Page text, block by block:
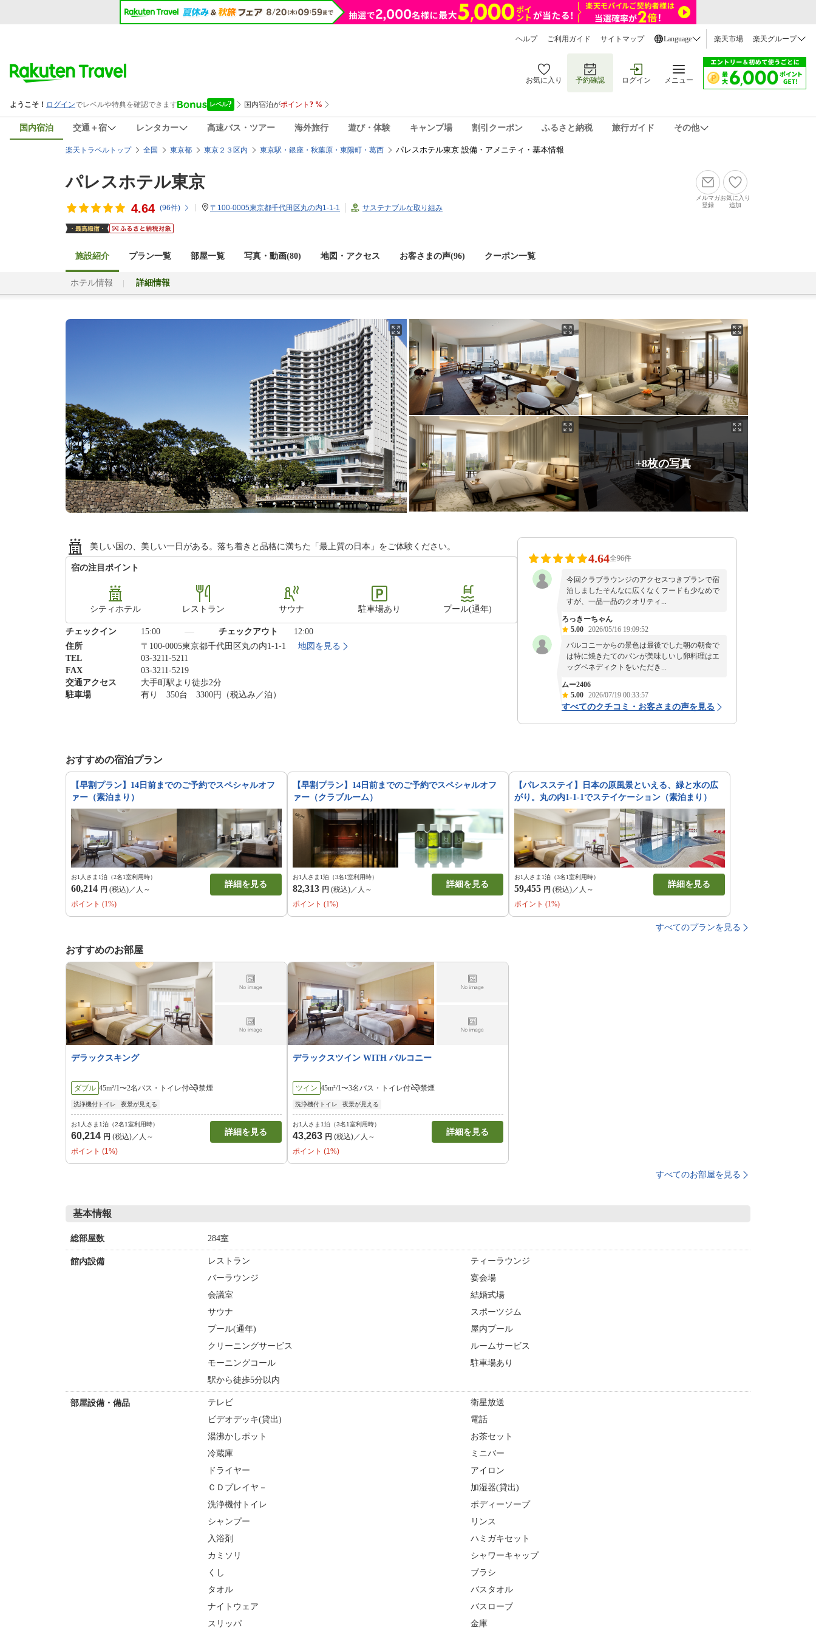
ヘルプ ご利用ガイド サイトマップ Language 楽天市場 楽天グループ
お気に入り 予約確認 ログイン メニュー
国内宿泊 交通＋宿 レンタカー 高速バス・ツアー 海外旅行 遊び・体験 キャンプ場 割引クーポン ふるさと納税 旅行ガイド その他
楽天トラベルトップ 全国 東京都 東京２３区内 東京駅・銀座・秋葉原・東陽町・葛西 パレスホテル東京 設備・アメニティ・基本情報
パレスホテル東京
4.64 (96件) 〒100-0005東京都千代田区丸の内1-1-1 サステナブルな取り組み
メルマガ
登録
お気に入り
追加
施設紹介 プラン一覧 部屋一覧 写真・動画(80) 地図・アクセス お客さまの声(96) クーポン一覧
ホテル情報 詳細情報
+8枚の写真
美しい国の、美しい一日がある。落ち着きと品格に満ちた「最上質の日本」をご体験ください。
宿の注目ポイント
シティホテル レストラン サウナ 駐車場あり プール(通年)
チェックイン 15:00 チェックアウト
12:00
住所
〒100-0005東京都千代田区丸の内1-1-1
地図を見る
TEL
03-3211-5211
FAX
03-3211-5219
交通アクセス
大手町駅より徒歩2分
駐車場
有り 350台 3300円（税込み／泊）
4.64全96件
今回クラブラウンジのアクセスつきプランで宿
泊しましたそんなに広くなくフードも少なめで
すが、一品一品のクオリティ...
ろっきーちゃん
5.00 2026/05/16 19:09:52
バルコニーからの景色は最後でした朝の朝食で
は特に焼きたてのパンが美味しいし卵料理はエ
ッグベネディクトをいただき...
ムー2406
5.00 2026/07/19 00:33:57
すべてのクチコミ・お客さまの声を見る
おすすめの宿泊プラン
【早割プラン】14日前までのご予約でスペシャルオフ
ァー（素泊まり）
お1人さま1泊（2名1室利用時）
60,214 円 (税込)／人～
詳細を見る
ポイント (1%)
【早割プラン】14日前までのご予約でスペシャルオフ
ァー（クラブルーム）
お1人さま1泊（3名1室利用時）
82,313 円 (税込)／人～
詳細を見る
ポイント (1%)
【パレスステイ】日本の原風景といえる、緑と水の広
がり。丸の内1-1-1でステイケーション（素泊まり）
お1人さま1泊（3名1室利用時）
59,455 円 (税込)／人～
詳細を見る
ポイント (1%)
すべてのプランを見る
おすすめのお部屋
デラックスキング
ダブル 45m²/1〜2名バス・トイレ付 禁煙
洗浄機付トイレ 夜景が見える
お1人さま1泊（2名1室利用時）
60,214 円 (税込)／人～ 詳細を見る
ポイント (1%)
デラックスツイン WITH バルコニー
ツイン 45m²/1〜3名バス・トイレ付 禁煙
洗浄機付トイレ 夜景が見える
お1人さま1泊（3名1室利用時）
43,263 円 (税込)／人～ 詳細を見る
ポイント (1%)
すべてのお部屋を見る
基本情報
総部屋数 284室
館内設備 レストラン
ティーラウンジ
バーラウンジ
宴会場
会議室
結婚式場
サウナ
スポーツジム
プール(通年)
屋内プール
クリーニングサービス
ルームサービス
モーニングコール
駐車場あり
駅から徒歩5分以内
部屋設備・備品 テレビ
衛星放送
ビデオデッキ(貸出)
電話
湯沸かしポット
お茶セット
冷蔵庫
ミニバー
ドライヤー
アイロン
ＣＤプレイヤ－
加湿器(貸出)
洗浄機付トイレ
ボディーソープ
シャンプー
リンス
入浴剤
ハミガキセット
カミソリ
シャワーキャップ
くし
ブラシ
タオル
バスタオル
ナイトウェア
バスローブ
スリッパ
金庫